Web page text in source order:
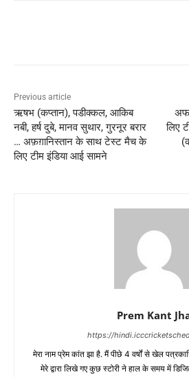
Previous article
ऋषभ (कप्तान), पडीक्कल, आकिब
नबी, हर्ष दुबे, मानव सुथार, गुरनूर बरार
… अफ़ग़ानिस्तान के साथ टेस्ट मैच के
लिए टीम इंडिया आई सामने
लिए
Prem Kant
https://
मेरा नाम प्रेम कांत झा है. मैं पीछे 4 वर्षों से खेल
मेरे द्वारा लिखे गए कुछ स्टोरी ने हाल के समय में